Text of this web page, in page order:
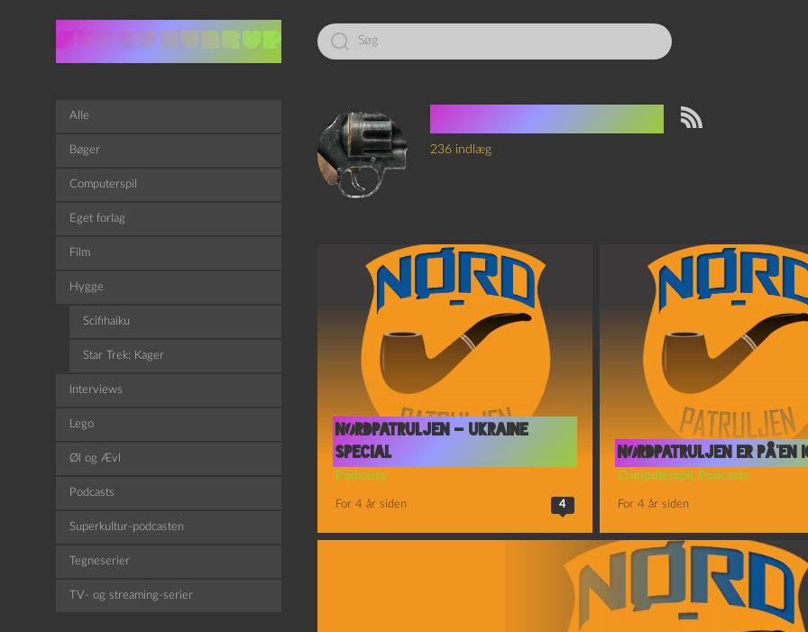
Led
efter:
236 indlæg
Nørdpatruljen – Ukraine
Special
Podcasts
For 4 år siden 4
Nørdpatruljen er på’en
Computerspil , Podcasts
For 4 år siden
Alle
Bøger
Computerspil
Eget forlag
Film
Hygge
Scifihaiku
Star Trek: Kager
Interviews
Lego
Øl og Ævl
Podcasts
Superkultur-podcasten
Tegneserier
TV- og streaming-serier